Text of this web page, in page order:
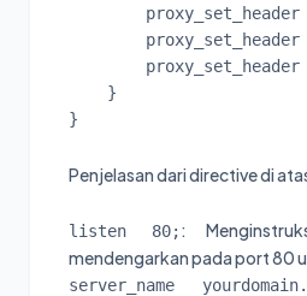
proxy_set_header
proxy_set_header
    }
}
Penjelasan dari directive di
listen 80;:
mendengarkan pada port 80
server_name